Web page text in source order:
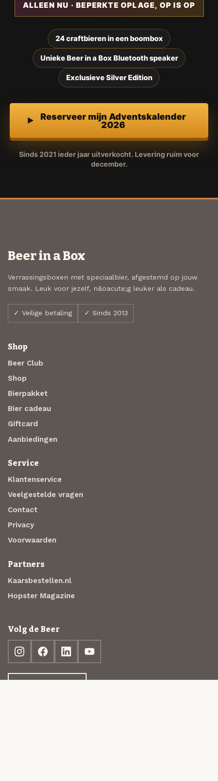
ALLEEN NU · BEPERKTE OPLAGE, OP IS OP
24 craftbieren in een boombox
Unieke Beer in a Box Bluetooth speaker
Exclusieve Silver Edition
Reserveer mijn Adventskalender
2026
Sinds 2021 ieder jaar uitverkocht. Levering ruim voor
december.
Beer in a Box
Verrassingsboxen met speciaalbier, afgestemd op jouw
smaak. Leuk voor jezelf, n&oacute;g leuker als cadeau.
✓ Veilige betaling ✓ Sinds 2013
Shop
Beer Club
Shop
Bierpakket
Bier cadeau
Giftcard
Aanbiedingen
Service
Klantenservice
Veelgestelde vragen
Contact
Privacy
Voorwaarden
Partners
Kaarsbestellen.nl
Hopster Magazine
Volg de Beer